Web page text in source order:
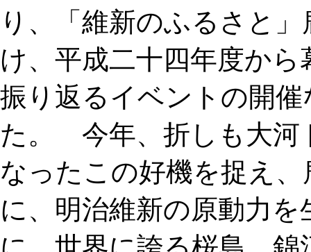
り、「維新のふるさと
け、平成二十四年度か
振り返るイベントの開
た。 今年、折しも大河
なったこの好機を捉え
に、明治維新の原動力